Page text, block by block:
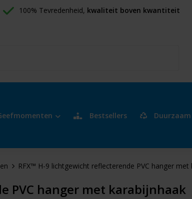
100% Tevredenheid, kwaliteit boven kwantiteit
Bestsellers Duurzaam
RFX™ H-9 lichtgewicht reflecterende PVC hanger met
PVC hanger met karabijnhaak